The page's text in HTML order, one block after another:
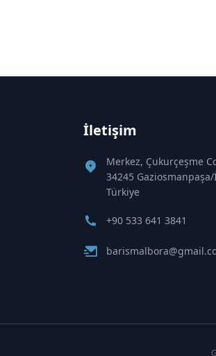
İletişim
Merkez, Çukurçeşme
34245
Türkiye
+90 533 641 3841